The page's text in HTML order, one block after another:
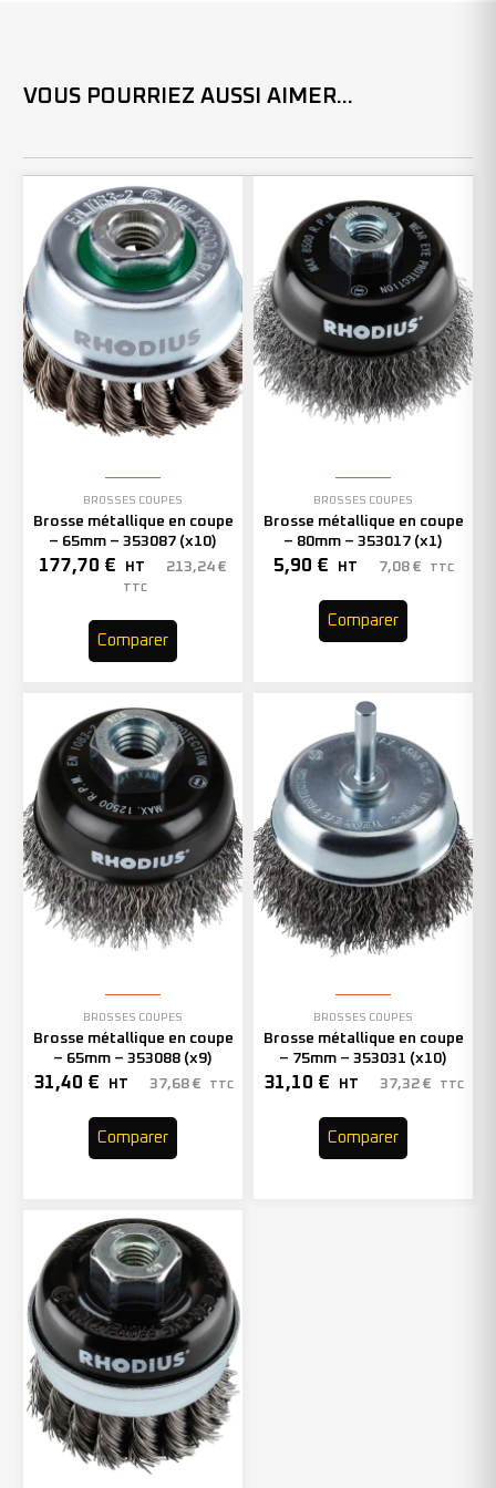
VOUS POURRIEZ AUSSI AIMER...
BROSSES COUPES
Brosse métallique en coupe
– 65mm – 353087 (x10)
177,70 € HT 213,24 €
TTC
Comparer
BROSSES COUPES
Brosse métallique en coupe
– 80mm – 353017 (x1)
5,90 € HT 7,08 € TTC
Comparer
BROSSES COUPES
Brosse métallique en coupe
– 65mm – 353088 (x9)
31,40 € HT 37,68 € TTC
Comparer
BROSSES COUPES
Brosse métallique en coupe
– 75mm – 353031 (x10)
31,10 € HT 37,32 € TTC
Comparer